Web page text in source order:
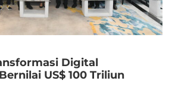
Digital
US$ 100 Triliun